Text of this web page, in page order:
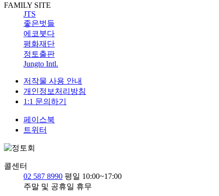
FAMILY SITE
JTS
좋은벗들
에코붓다
평화재단
정토출판
Jungto Intl.
저작물 사용 안내
개인정보처리방침
1:1 문의하기
페이스북
트위터
콜센터
02 587 8990 평일 10:00~17:00
주말 및 공휴일 휴무